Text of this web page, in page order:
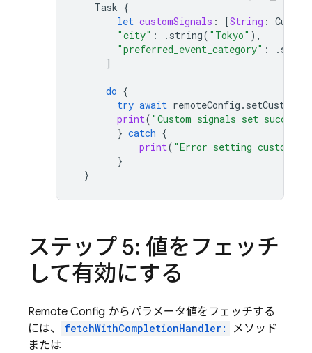
Task {
let customSignals : [String :
"city" : . string( "Tokyo" ),
"preferred_event_category" : .
]
do {
try await remoteConfig .
print( "Custom signals set
} catch {
print( "Error setting custom
}
}
ステップ 5: 値をフェッチ
して有効にする
Remote Config からパラメータ値をフェッチする
には、
fetchWithCompletionHandler:
メソッド
または